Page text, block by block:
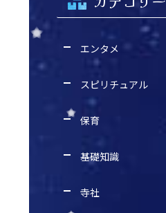
エンタメ
スピリチュアル
保育
基礎知識
寺社